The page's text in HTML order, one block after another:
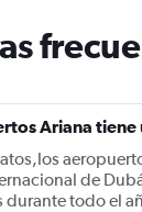
Ariana
de
durante todo el